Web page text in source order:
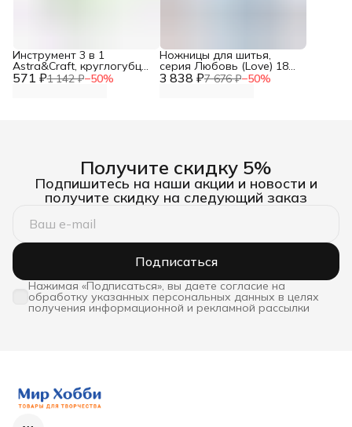
571 ₽1 142 ₽−50%
Инструмент 3 в 1
Astra&Craft, круглогубцы,
плоскогубцы, бокорезы, 3 838 ₽7 676 ₽−50%
Ножницы для шитья,
серия Любовь (Love) 18
см, Prym, 610540
Получите скидку 5%
Подпишитесь на наши акции и новости и
получите скидку на следующий заказ
Подписаться
Нажимая «Подписаться», вы даете согласие на
обработку указанных персональных данных в целях
получения информационной и рекламной рассылки